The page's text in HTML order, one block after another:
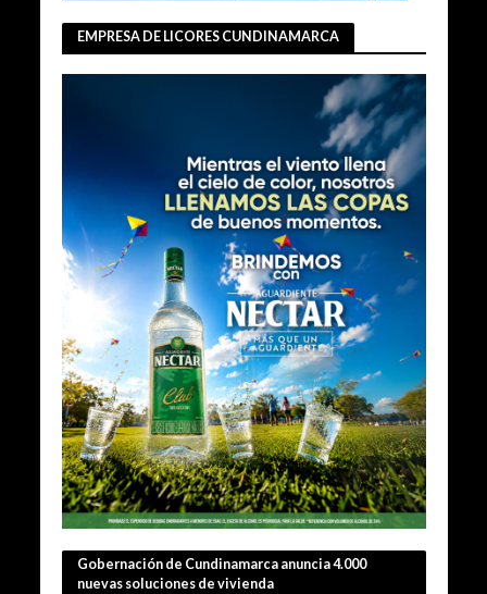
EMPRESA DE LICORES CUNDINAMARCA
Gobernación de Cundinamarca anuncia 4.000
nuevas soluciones de vivienda